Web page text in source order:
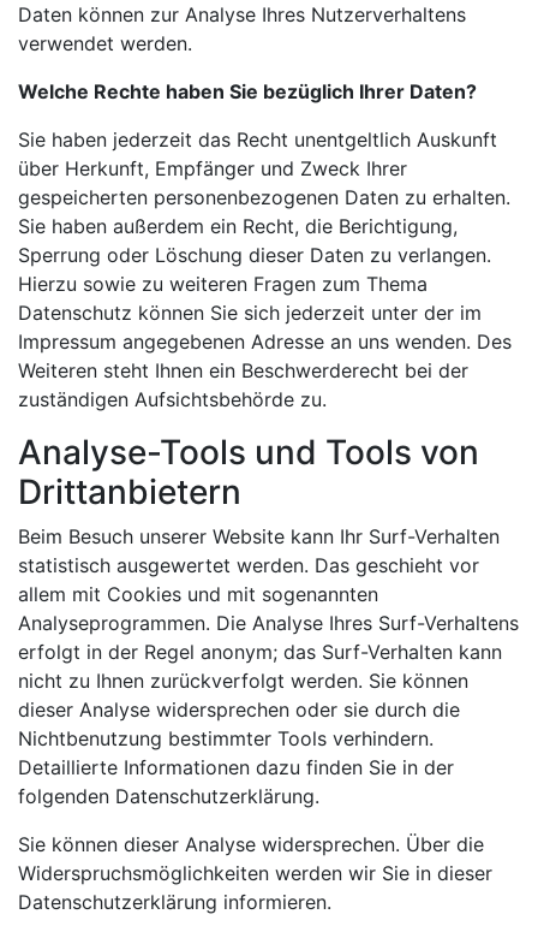
Daten können zur Analyse Ihres Nutzerverhaltens
verwendet werden.
Welche Rechte haben Sie bezüglich Ihrer Daten?
Sie haben jederzeit das Recht unentgeltlich Auskunft
über Herkunft, Empfänger und Zweck Ihrer
gespeicherten personenbezogenen Daten zu erhalten.
Sie haben außerdem ein Recht, die Berichtigung,
Sperrung oder Löschung dieser Daten zu verlangen.
Hierzu sowie zu weiteren Fragen zum Thema
Datenschutz können Sie sich jederzeit unter der im
Impressum angegebenen Adresse an uns wenden. Des
Weiteren steht Ihnen ein Beschwerderecht bei der
zuständigen Aufsichtsbehörde zu.
Analyse-Tools und Tools von
Drittanbietern
Beim Besuch unserer Website kann Ihr Surf-Verhalten
statistisch ausgewertet werden. Das geschieht vor
allem mit Cookies und mit sogenannten
Analyseprogrammen. Die Analyse Ihres Surf-Verhaltens
erfolgt in der Regel anonym; das Surf-Verhalten kann
nicht zu Ihnen zurückverfolgt werden. Sie können
dieser Analyse widersprechen oder sie durch die
Nichtbenutzung bestimmter Tools verhindern.
Detaillierte Informationen dazu finden Sie in der
folgenden Datenschutzerklärung.
Sie können dieser Analyse widersprechen. Über die
Widerspruchsmöglichkeiten werden wir Sie in dieser
Datenschutzerklärung informieren.